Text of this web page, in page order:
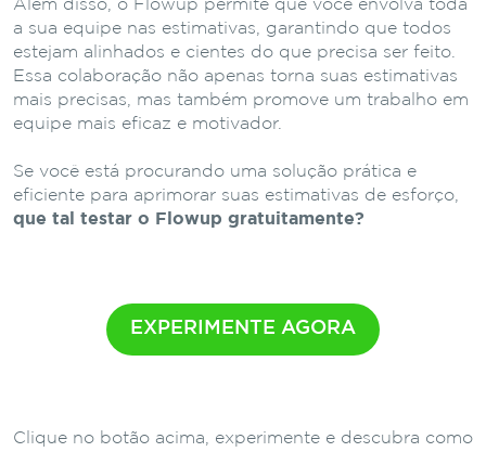
Além disso, o Flowup permite que você envolva toda
a sua equipe nas estimativas, garantindo que todos
estejam alinhados e cientes do que precisa ser feito.
Essa colaboração não apenas torna suas estimativas
mais precisas, mas também promove um trabalho em
equipe mais eficaz e motivador.
Se você está procurando uma solução prática e
eficiente para aprimorar suas estimativas de esforço,
que tal testar o Flowup gratuitamente?
EXPERIMENTE AGORA
Clique no botão acima, experimente e descubra como